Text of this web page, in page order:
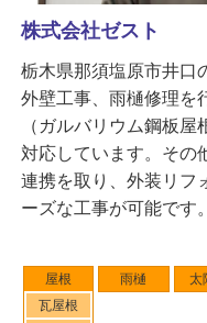
屋根
瓦屋根
雨樋 太
株式会社ゼスト
栃木県那須塩原市井口
外壁工事、雨樋修理を
（ガルバリウム鋼板
対応しています。その
連携を取り、外装リフ
ーズな工事が可能です。